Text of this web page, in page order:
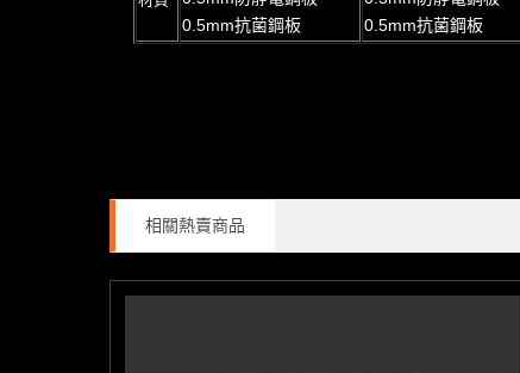
0.5mm抗菌鋼板
0.5mm抗菌鋼板
相關熱賣商品